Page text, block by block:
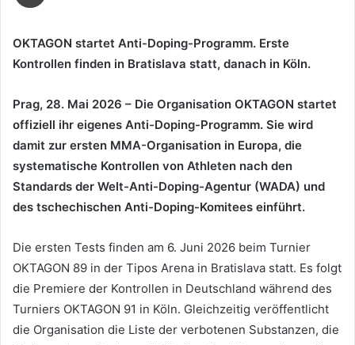
OKTAGON startet Anti-Doping-Programm. Erste
Kontrollen finden in Bratislava statt, danach in Köln.
Prag, 28. Mai 2026 – Die Organisation OKTAGON startet
offiziell ihr eigenes Anti-Doping-Programm. Sie wird
damit zur ersten MMA-Organisation in Europa, die
systematische Kontrollen von Athleten nach den
Standards der Welt-Anti-Doping-Agentur (WADA) und
des tschechischen Anti-Doping-Komitees einführt.
Die ersten Tests finden am 6. Juni 2026 beim Turnier
OKTAGON 89 in der Tipos Arena in Bratislava statt. Es folgt
die Premiere der Kontrollen in Deutschland während des
Turniers OKTAGON 91 in Köln. Gleichzeitig veröffentlicht
die Organisation die Liste der verbotenen Substanzen, die